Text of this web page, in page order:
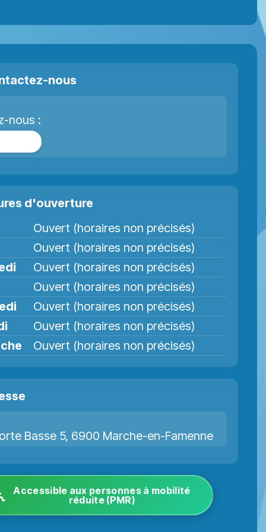
nous
nous :
d'ouverture
Ouvert (horaires non précisés)
Ouvert (horaires non précisés)
Ouvert (horaires non précisés)
Ouvert (horaires non précisés)
Ouvert (horaires non précisés)
Ouvert (horaires non précisés)
Ouvert (horaires non précisés)
Basse 5, 6900 Marche-en-Famenne
Accessible aux personnes à mobilité
réduite (PMR)